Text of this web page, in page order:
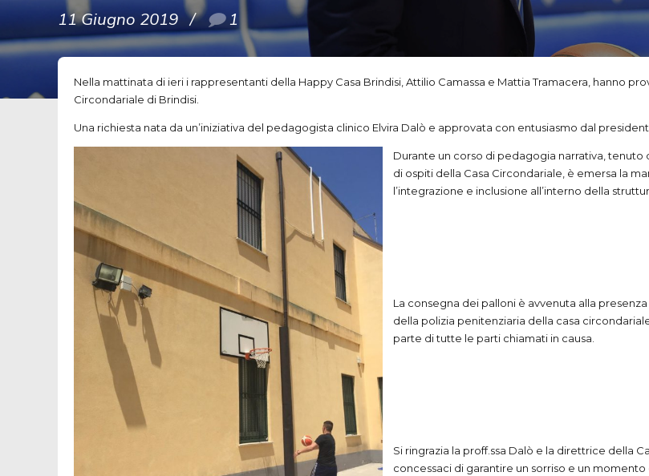
11 Giugno 2019 1
Nella mattinata di ieri i rappresentanti della Happy Casa Brindisi, Attilio Camassa e Mattia Tramacera, hanno
Circondariale di Brindisi.
Una richiesta nata da un’iniziativa del pedagogista clinico Elvira Dalò e approvata con entusiasmo dal
Durante un corso di pedagogia narrativa,
di ospiti della Casa Circondariale, è emersa la
l’integrazione e inclusione all’interno della
La consegna dei palloni è avvenuta alla
della polizia penitenziaria della casa
parte di tutte le parti chiamati in causa.
Si ringrazia la proff.ssa Dalò e la direttrice della
concessaci di garantire un sorriso e un momento